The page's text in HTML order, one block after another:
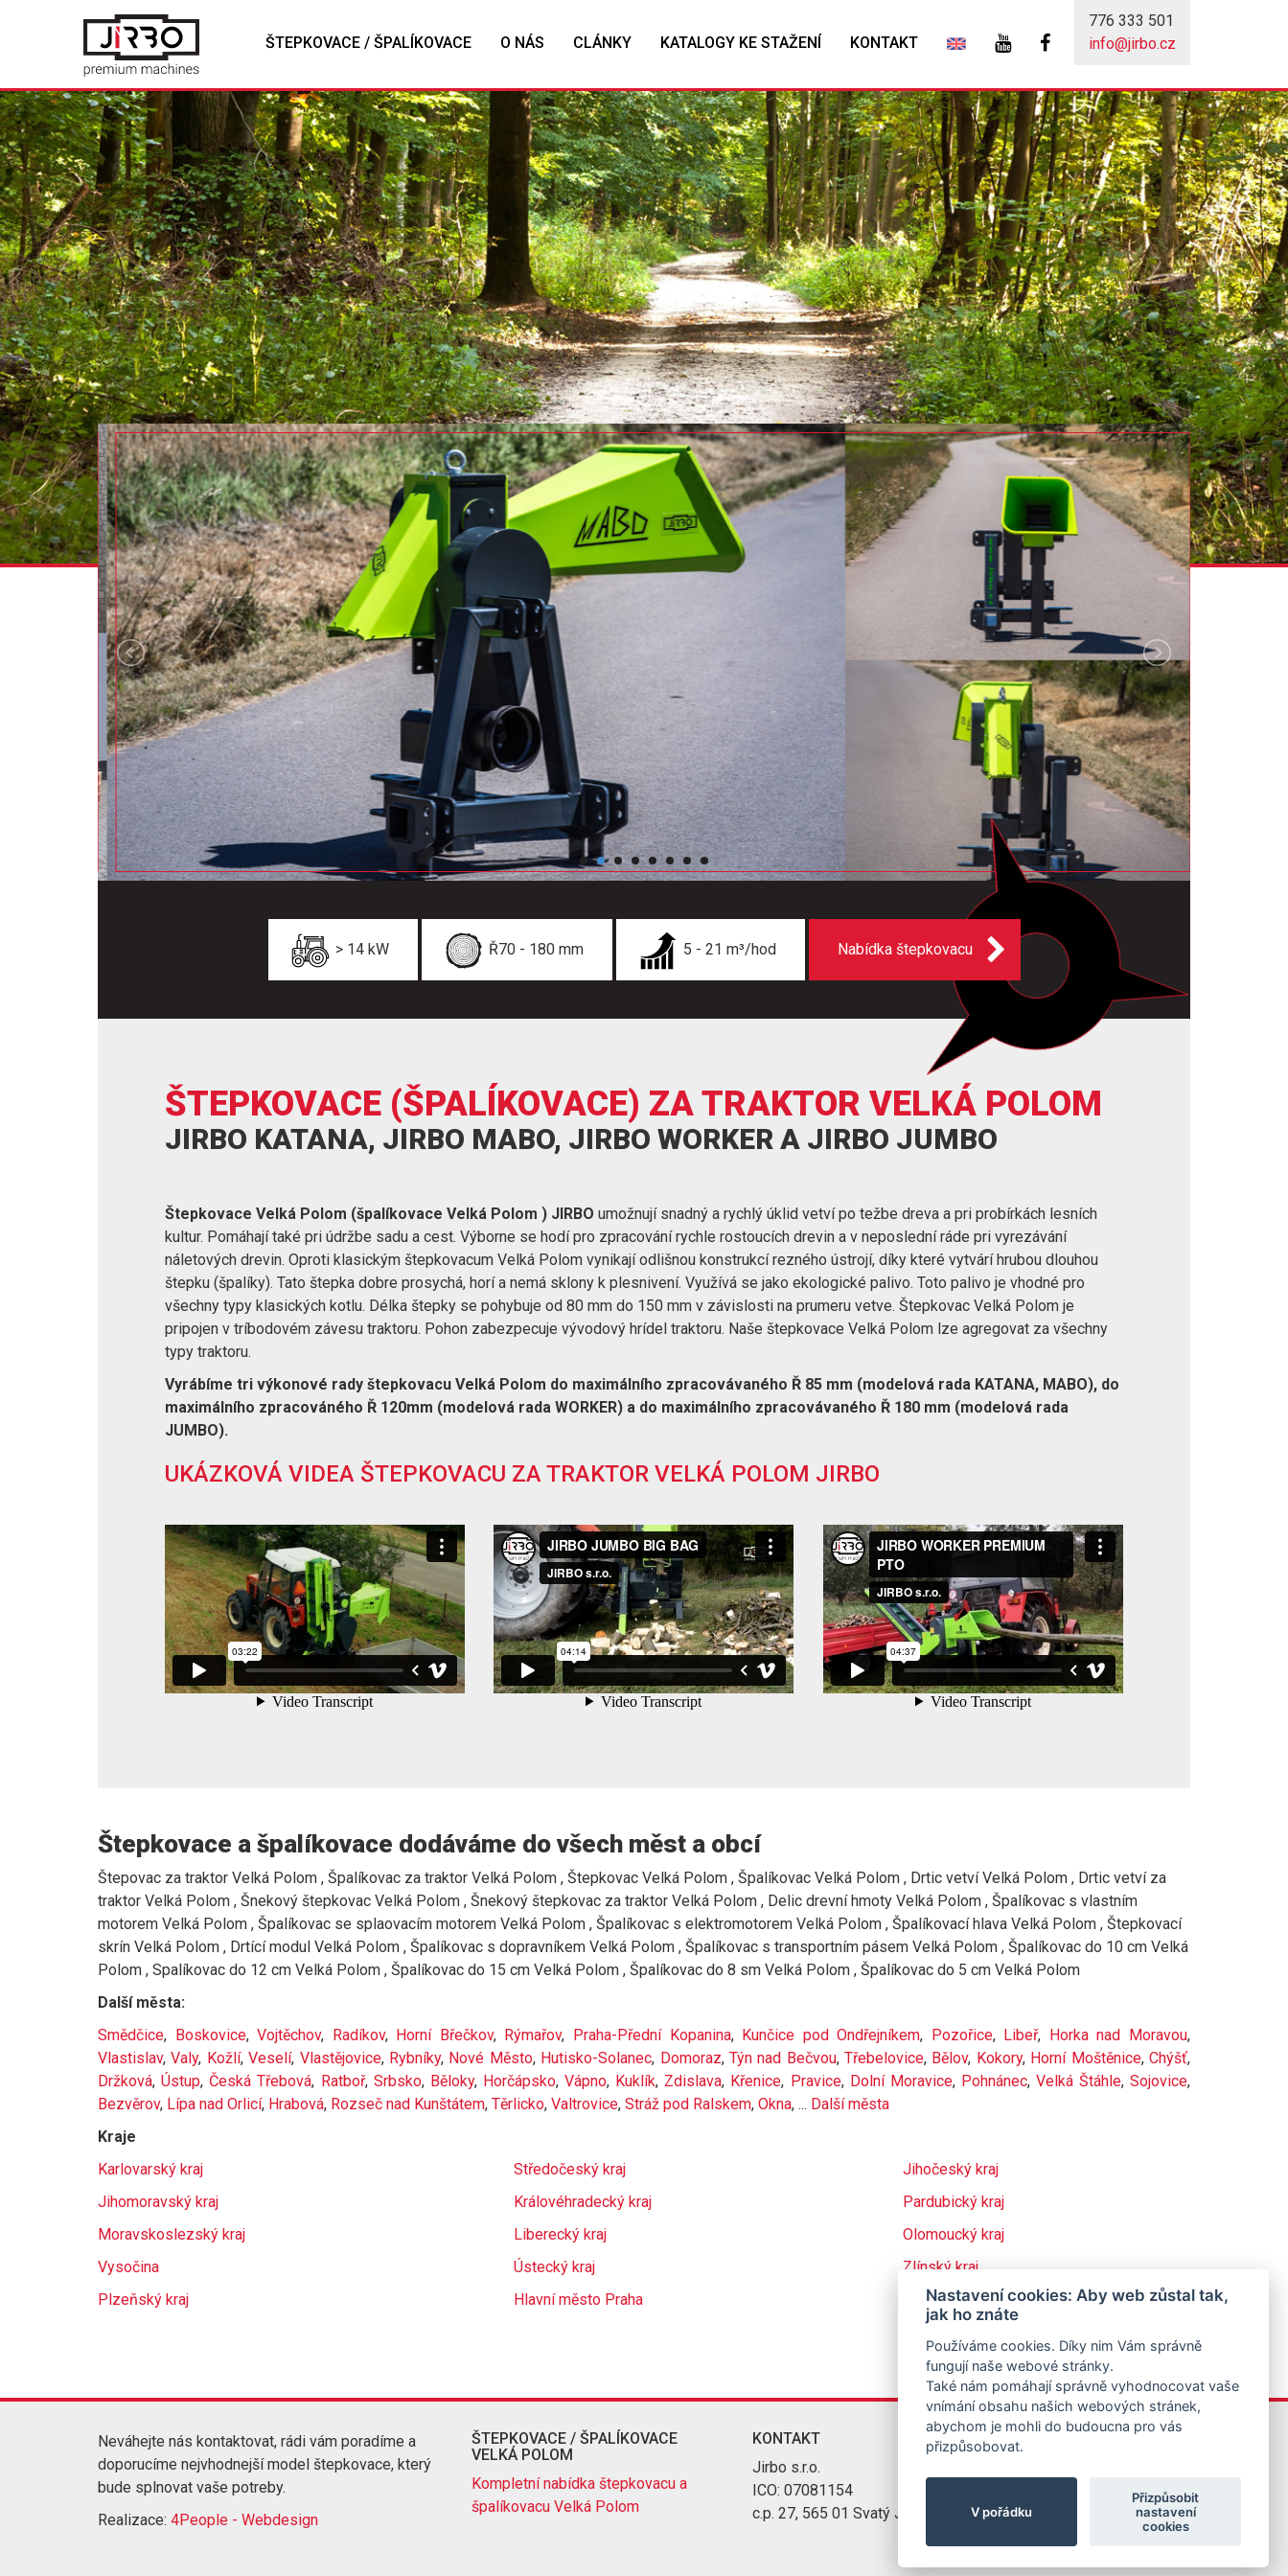
776 333 501
info@jirbo.cz
ŠTEPKOVACE / ŠPALÍKOVACE O NÁS CLÁNKY KATALOGY KE STAŽENÍ KONTAKT
> 14 kW Ř70 - 180 mm 5 - 21 m³/hod Nabídka štepkovacu
ŠTEPKOVACE (ŠPALÍKOVACE) ZA TRAKTOR VELKÁ POLOM
JIRBO KATANA, JIRBO MABO, JIRBO WORKER A JIRBO JUMBO
Štepkovace Velká Polom (špalíkovace Velká Polom ) JIRBO umožnují snadný a rychlý úklid vetví po težbe dreva a pri probírkách lesních
kultur. Pomáhají také pri údržbe sadu a cest. Výborne se hodí pro zpracování rychle rostoucích drevin a v neposlední ráde pri vyrezávání
náletových drevin. Oproti klasickým štepkovacum Velká Polom vynikají odlišnou konstrukcí rezného ústrojí, díky které vytvárí hrubou dlouhou
štepku (špalíky). Tato štepka dobre prosychá, horí a nemá sklony k plesnivení. Využívá se jako ekologické palivo. Toto palivo je vhodné pro
všechny typy klasických kotlu. Délka štepky se pohybuje od 80 mm do 150 mm v závislosti na prumeru vetve. Štepkovac Velká Polom je
pripojen v tríbodovém závesu traktoru. Pohon zabezpecuje vývodový hrídel traktoru. Naše štepkovace Velká Polom lze agregovat za všechny
typy traktoru.
Vyrábíme tri výkonové rady štepkovacu Velká Polom do maximálního zpracovávaného Ř 85 mm (modelová rada KATANA, MABO), do
maximálního zpracováného Ř 120mm (modelová rada WORKER) a do maximálního zpracovávaného Ř 180 mm (modelová rada
JUMBO).
UKÁZKOVÁ VIDEA ŠTEPKOVACU ZA TRAKTOR VELKÁ POLOM JIRBO
Štepkovace a špalíkovace dodáváme do všech měst a obcí
Štepovac za traktor Velká Polom , Špalíkovac za traktor Velká Polom , Štepkovac Velká Polom , Špalíkovac Velká Polom , Drtic vetví Velká Polom , Drtic vetví za
traktor Velká Polom , Šnekový štepkovac Velká Polom , Šnekový štepkovac za traktor Velká Polom , Delic drevní hmoty Velká Polom , Špalíkovac s vlastním
motorem Velká Polom , Špalíkovac se splaovacím motorem Velká Polom , Špalíkovac s elektromotorem Velká Polom , Špalíkovací hlava Velká Polom , Štepkovací
skrín Velká Polom , Drtící modul Velká Polom , Špalíkovac s dopravníkem Velká Polom , Špalíkovac s transportním pásem Velká Polom , Špalíkovac do 10 cm Velká
Polom , Spalíkovac do 12 cm Velká Polom , Špalíkovac do 15 cm Velká Polom , Špalíkovac do 8 sm Velká Polom , Špalíkovac do 5 cm Velká Polom
Další města:
Smědčice, Boskovice,Vojtěchov, Radíkov, Horní Břečkov, Rýmařov, Praha-Přední Kopanina, Kunčice pod Ondřejníkem, Pozořice, Libeř, Horka nad Moravou,
Vlastislav,Valy, Kožlí,Veselí, Vlastějovice, Rybníky, Nové Město, Hutisko-Solanec, Domoraz, Týn nad Bečvou,Třebelovice, Bělov, Kokory, Horní Moštěnice,Chýšť,
Držková,Ústup, Česká Třebová, Ratboř, Srbsko, Běloky, Horčápsko, Vápno, Kuklík, Zdislava, Křenice, Pravice, Dolní Moravice, Pohnánec, Velká Štáhle,Sojovice,
Bezvěrov, Lípa nad Orlicí, Hrabová, Rozseč nad Kunštátem, Těrlicko, Valtrovice, Stráž pod Ralskem, Okna, ... Další města
Kraje
Karlovarský kraj
Středočeský kraj
Jihočeský kraj
Jihomoravský kraj
Královéhradecký kraj
Pardubický kraj
Moravskoslezský kraj
Liberecký kraj
Olomoucký kraj
Vysočina
Ústecký kraj
Zlínský kraj
Plzeňský kraj
Hlavní město Praha
Neváhejte nás kontaktovat, rádi vám poradíme a
doporucíme nejvhodnejší model štepkovace, který
bude splnovat vaše potreby.
Realizace: 4People - Webdesign
ŠTEPKOVACE / ŠPALÍKOVACE
VELKÁ POLOM
Kompletní nabídka štepkovacu a
špalíkovacu Velká Polom
KONTAKT
Jirbo s.r.o.
ICO: 07081154
c.p. 27, 565 01 Svatý Jirí
Nastavení cookies: Aby web zůstal tak,
jak ho znáte
Používáme cookies. Díky nim Vám správně
fungují naše webové stránky.
Také nám pomáhají správně vyhodnocovat vaše
vnímání obsahu našich webových stránek,
abychom je mohli do budoucna pro vás
přizpůsobovat.
V pořádku
Přizpůsobit
nastavení
cookies